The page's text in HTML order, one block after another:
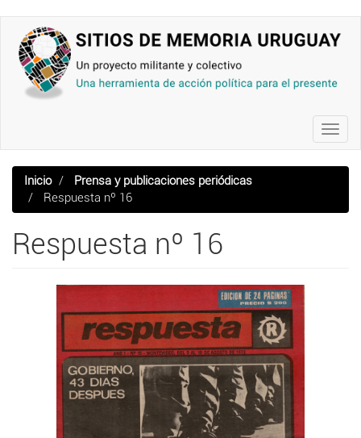
contenido
principal
Inicio
Prensa y publicaciones periódicas
Respuesta nº 16
Respuesta nº 16